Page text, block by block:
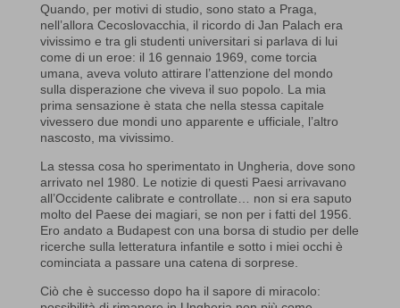
Quando, per motivi di studio, sono stato a Praga,
nell’allora Cecoslovacchia, il ricordo di Jan Palach era
vivissimo e tra gli studenti universitari si parlava di lui
come di un eroe: il 16 gennaio 1969, come torcia
umana, aveva voluto attirare l’attenzione del mondo
sulla disperazione che viveva il suo popolo. La mia
prima sensazione è stata che nella stessa capitale
vivessero due mondi uno apparente e ufficiale, l’altro
nascosto, ma vivissimo.
La stessa cosa ho sperimentato in Ungheria, dove sono
arrivato nel 1980. Le notizie di questi Paesi arrivavano
all’Occidente calibrate e controllate… non si era saputo
molto del Paese dei magiari, se non per i fatti del 1956.
Ero andato a Budapest con una borsa di studio per delle
ricerche sulla letteratura infantile e sotto i miei occhi è
cominciata a passare una catena di sorprese.
Ciò che è successo dopo ha il sapore di miracolo: